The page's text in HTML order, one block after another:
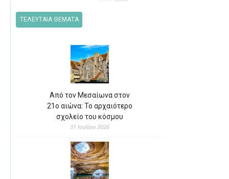
ΤΕΛΕΥΤΑΙΑ ΘΕΜΑΤΑ
Από τον Μεσαίωνα στον
21ο αιώνα: Το αρχαιότερο
σχολείο του κόσμου
31 Ιουλίου 2026